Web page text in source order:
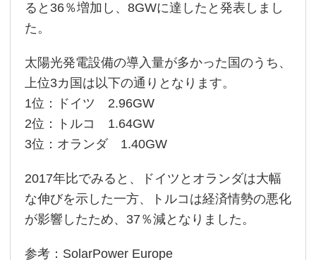
ると36％増加し、8GWに達したと発表しまし
た。
太陽光発電設備の導入量が多かった国のうち、
上位3カ国は以下の通りとなります。
1位：ドイツ 2.96GW
2位：トルコ 1.64GW
3位：オランダ 1.40GW
2017年比でみると、ドイツとオランダは大幅
な伸びを示した一方、トルコは経済情勢の悪化
が影響したため、37％減となりました。
参考：SolarPower Europe